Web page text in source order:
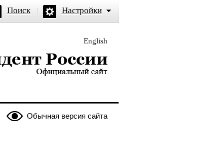
Поиск Настройки
English
— официальный сайт
Обычная версия сайта